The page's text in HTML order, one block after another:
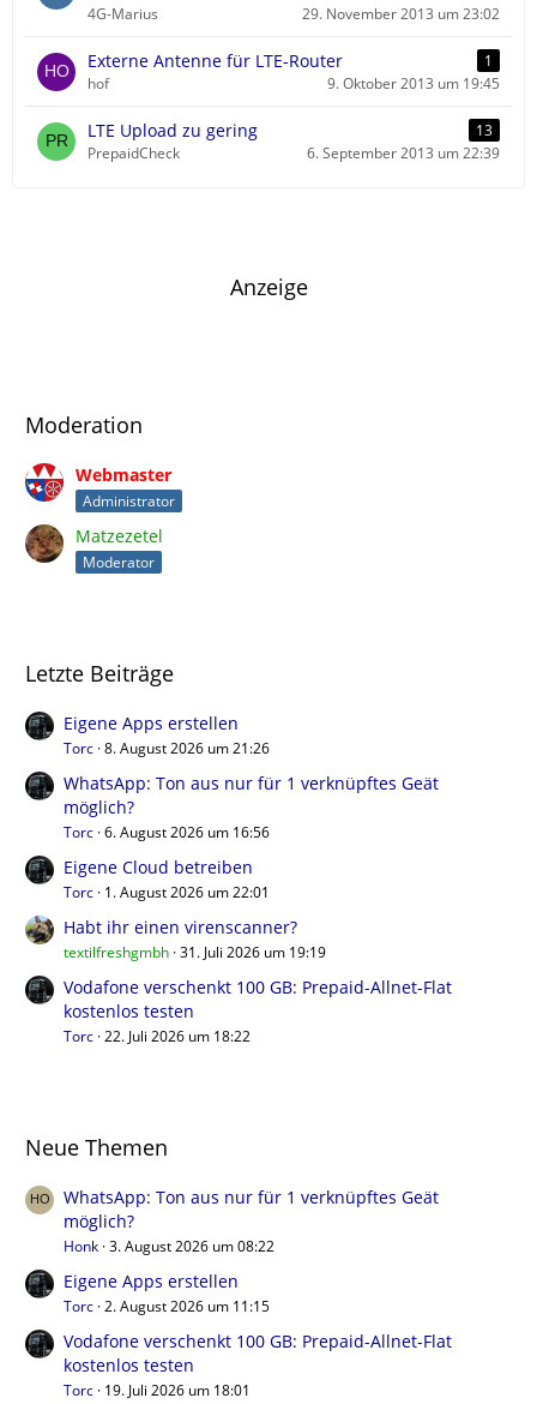
4G-Marius 29. November 2013 um 23:02
Externe Antenne für LTE-Router
1
hof
9. Oktober 2013 um 19:45
LTE Upload zu gering
13
PrepaidCheck
6. September 2013 um 22:39
Anzeige
Moderation
Webmaster
Administrator
Matzezetel
Moderator
Letzte Beiträge
Eigene Apps erstellen
Torc 8. August 2026 um 21:26
WhatsApp: Ton aus nur für 1 verknüpftes Geät
möglich?
Torc 6. August 2026 um 16:56
Eigene Cloud betreiben
Torc 1. August 2026 um 22:01
Habt ihr einen virenscanner?
textilfreshgmbh 31. Juli 2026 um 19:19
Vodafone verschenkt 100 GB: Prepaid-Allnet-Flat
kostenlos testen
Torc 22. Juli 2026 um 18:22
Neue Themen
WhatsApp: Ton aus nur für 1 verknüpftes Geät
möglich?
Honk 3. August 2026 um 08:22
Eigene Apps erstellen
Torc 2. August 2026 um 11:15
Vodafone verschenkt 100 GB: Prepaid-Allnet-Flat
kostenlos testen
Torc 19. Juli 2026 um 18:01